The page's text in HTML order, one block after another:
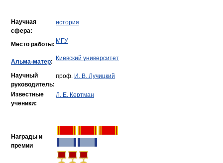
Научная
сфера:
история
Место работы: МГУ
Альма-матер: Киевский университет
Научный
руководитель:
проф. И. В. Лучицкий
Известные
ученики:
Л. Е. Кертман
Награды и
премии